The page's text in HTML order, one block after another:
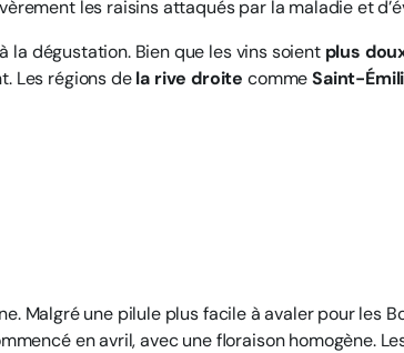
les raisins attaqués par la maladie et
la dégustation. Bien que les vins soient plus
Les régions dela rive droite commeSaint-
Malgré une pilule plus facile à avaler pour les
en avril, avec une floraison homogène.